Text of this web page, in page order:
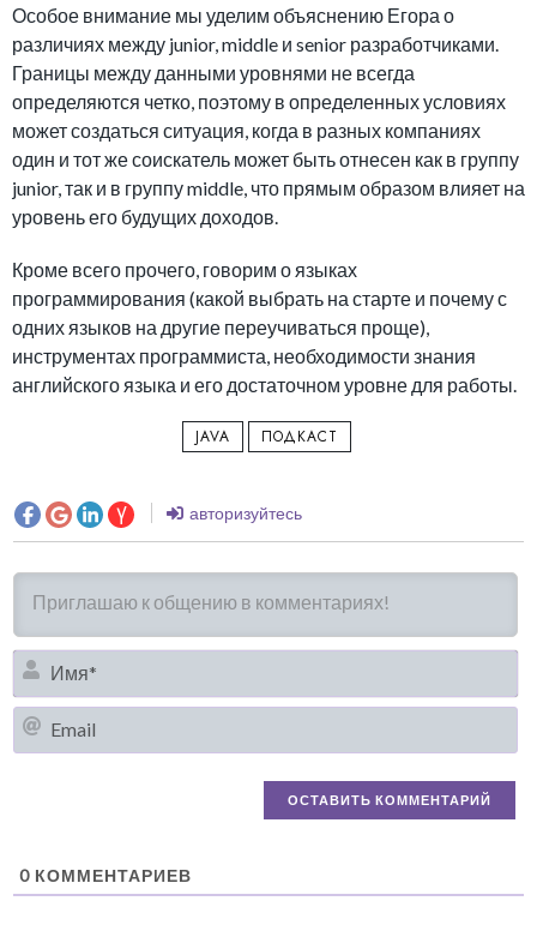
Особое внимание мы уделим объяснению Егора о
различиях между junior, middle и senior разработчиками.
Границы между данными уровнями не всегда
определяются четко, поэтому в определенных условиях
может создаться ситуация, когда в разных компаниях
один и тот же соискатель может быть отнесен как в группу
junior, так и в группу middle, что прямым образом влияет на
уровень его будущих доходов.
Кроме всего прочего, говорим о языках
программирования (какой выбрать на старте и почему с
одних языков на другие переучиваться проще),
инструментах программиста, необходимости знания
английского языка и его достаточном уровне для работы.
JAVA ПОДКАСТ
авторизуйтесь
0 КОММЕНТАРИЕВ